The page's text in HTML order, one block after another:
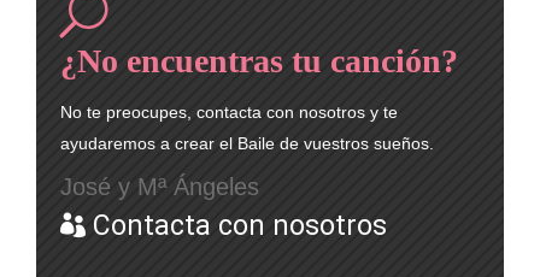
U
¿No encuentras tu canción?
José y Mª Ángeles
No te preocupes, contacta con nosotros y te
ayudaremos a crear el Baile de vuestros sueños.
 Contacta con nosotros